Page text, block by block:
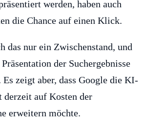
werden, haben auch
die Chance auf einen Klick.
das nur ein Zwischenstand, und
der Suchergebnisse
zeigt aber, dass Google die KI-
derzeit auf Kosten der
erweitern möchte.